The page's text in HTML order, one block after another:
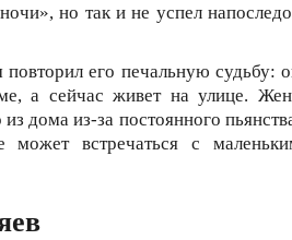
но так и не успел
его печальную судьбу:
а сейчас живет на улице.
дома из-за постоянного
встречаться с